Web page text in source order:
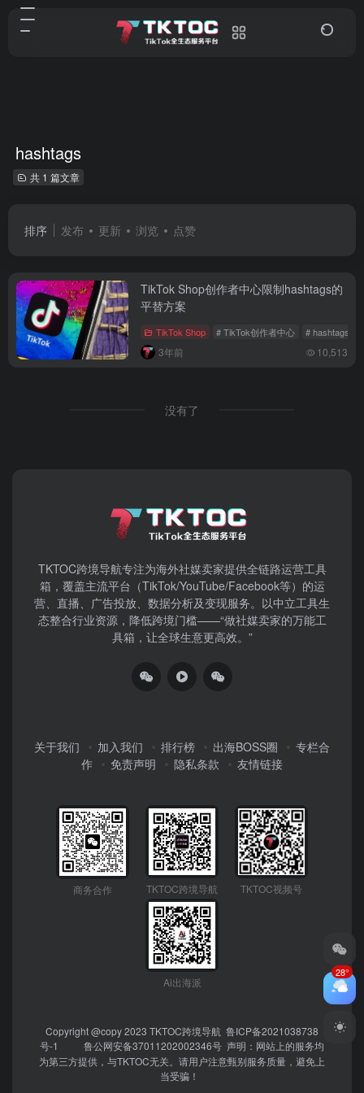
hashtags
共 1 篇文章
排序 发布 更新 浏览 点赞
TikTok Shop创作者中心限制hashtags的
平替方案
TikTok Shop # TikTok创作者中心 # hashtags
3年前 10,513
没有了
TKTOC跨境导航​专注为海外社媒卖家提供全链路运营工具
箱，覆盖主流平台（TikTok/YouTube/Facebook等）​的运
营、直播、广告投放、数据分析及变现服务。以中立工具生
态整合行业资源，降低跨境门槛——“做社媒卖家的万能工
具箱，让全球生意更高效。”
关于我们 加入我们 排行榜 出海BOSS圈
专栏合
作
免责声明 隐私条款 友情链接
商务合作 TKTOC跨境导航 TKTOC视频号
Ai出海派
Copyright @copy 2023 TKTOC跨境导航 鲁ICP备2021038738
号-1
鲁公网安备37011202002346号 声明：网站上的服务均
为第三方提供，与TKTOC无关。请用户注意甄别服务质量，避免上
当受骗！
28°